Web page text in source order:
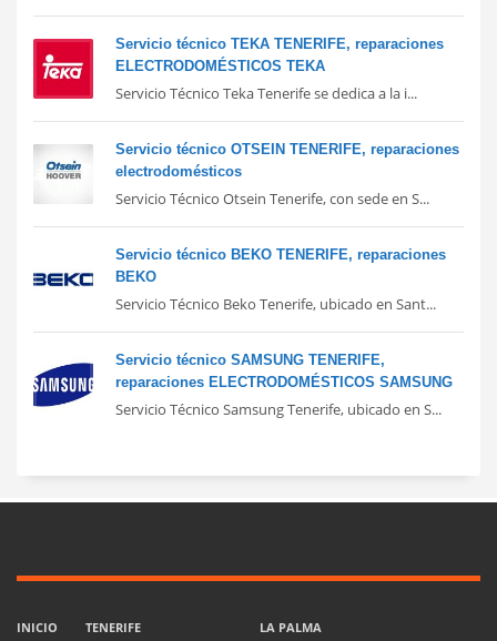
Servicio técnico TEKA TENERIFE, reparaciones
ELECTRODOMÉSTICOS TEKA
Servicio Técnico Teka Tenerife se dedica a la i...
Servicio técnico OTSEIN TENERIFE, reparaciones
electrodomésticos
Servicio Técnico Otsein Tenerife, con sede en S...
Servicio técnico BEKO TENERIFE, reparaciones
BEKO
Servicio Técnico Beko Tenerife, ubicado en Sant...
Servicio técnico SAMSUNG TENERIFE,
reparaciones ELECTRODOMÉSTICOS SAMSUNG
Servicio Técnico Samsung Tenerife, ubicado en S...
INICIO
TENERIFE
LA PALMA